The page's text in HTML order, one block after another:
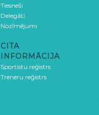
Tiesneši
Delegāti
Nozīmējumi
CITA
INFORMĀCIJA
Sportistu reģistrs
Treneru reģistrs